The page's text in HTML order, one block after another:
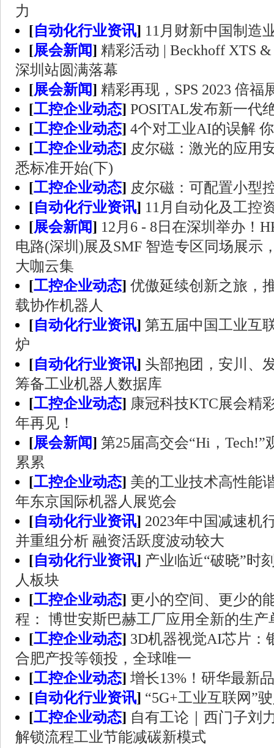
力
[自动化行业资讯] 11月财新中国制造
[展会新闻] 精彩活动 | Beckhoff XTS &
深圳站圆满落幕
[展会新闻] 精彩再现，SPS 2023 倍福
[工控企业动态] POSITAL发布新一代
[工控企业动态] 4个对工业AI的误解
[工控企业动态] 皮尔磁：激光的应用
悉标准开始(下)
[工控企业动态] 皮尔磁：可配置小型
[自动化行业资讯] 11月自动化及工控
[展会新闻] 12月6 - 8日在深圳举办！
电路(深圳)展及SMF 智造专区同场展示
大咖云集
[工控企业动态] 优傲延续创新之旅，
载协作机器人
[自动化行业资讯] 第五届中国工业互
炉
[自动化行业资讯] 头部抱团，安川、
筹备工业机器人数据库
[工控企业动态] 康冠科技KTC展会精
年再见！
[展会新闻] 第25届高交会“Hi，
累累
[工控企业动态] 美的工业技术高性能
年东京国际机器人展览会
[自动化行业资讯] 2023年中国减速机
并重组分析 融资活跃度波动较大
[自动化行业资讯] 产业临近“破晓”时
人板块
[工控企业动态] 更小的空间、更少的
程： 博世安斯巴赫工厂应用全新的生产
[工控企业动态] 3D机器视觉AI芯片：
合肥产投等领投，全球唯一
[工控企业动态] 增长13%！研华最新
[自动化行业资讯] “5G+工业互联网”
[工控企业动态] 自有工论｜西门子刘
解锁流程工业节能减碳新模式